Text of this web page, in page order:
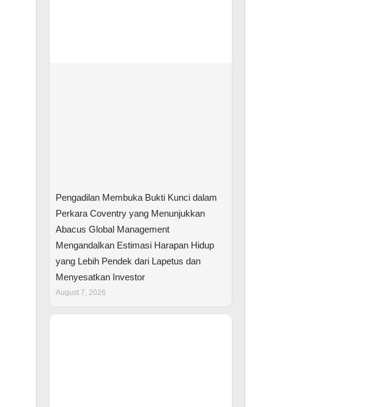
Pengadilan Membuka Bukti Kunci dalam
Perkara Coventry yang Menunjukkan
Abacus Global Management
Mengandalkan Estimasi Harapan Hidup
yang Lebih Pendek dari Lapetus dan
Menyesatkan Investor
August 7, 2026